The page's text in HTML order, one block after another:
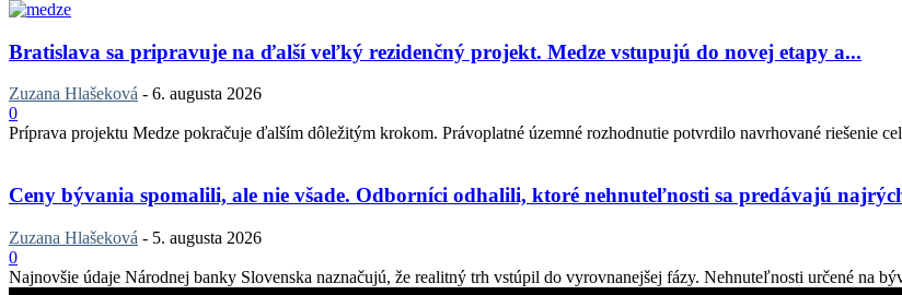
Bratislava sa pripravuje na ďalší veľký rezidenčný projekt. Medze vstupujú do novej etapy a...
Zuzana Hlašeková - 6. augusta 2026
0
Príprava projektu Medze pokračuje ďalším dôležitým krokom. Právoplatné územné rozhodnutie potvrdilo navrhované riešenie
Ceny bývania spomalili, ale nie všade. Odborníci odhalili, ktoré nehnuteľnosti sa predávajú
Zuzana Hlašeková - 5. augusta 2026
0
Najnovšie údaje Národnej banky Slovenska naznačujú, že realitný trh vstúpil do vyrovnanejšej fázy. Nehnuteľnosti určené na